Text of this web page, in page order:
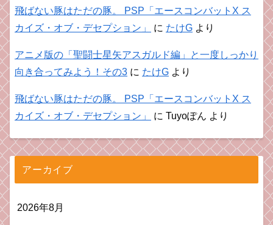
飛ばない豚はただの豚。 PSP「エースコンバットX ス
カイズ・オブ・デセプション」
に たけG より
アニメ版の「聖闘士星矢アスガルド編」と一度しっかり
向き合ってみよう！その3 に たけG より
飛ばない豚はただの豚。 PSP「エースコンバットX ス
カイズ・オブ・デセプション」
に Tuyoぽん より
アーカイブ
2026年8月